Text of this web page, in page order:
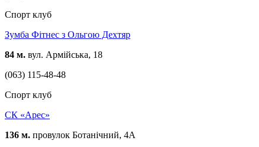
Спорт клуб
Зумба Фітнес з Ольгою Дехтяр
84 м. вул. Армійська, 18
(063) 115-48-48
Спорт клуб
СК «Арес»
136 м. провулок Ботанічний, 4А